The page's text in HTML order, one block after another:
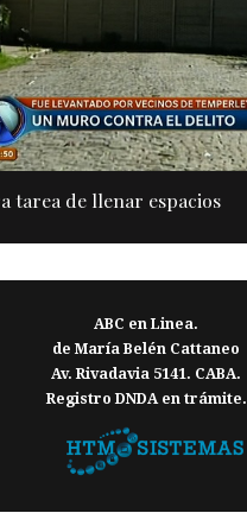
tarea de llenar espacios
ABC en Linea.
de María Belén Cattaneo
Av. Rivadavia 5141. CABA.
Registro DNDA en trámite.